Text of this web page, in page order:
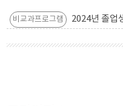
비교과프로그램 2024년 졸업